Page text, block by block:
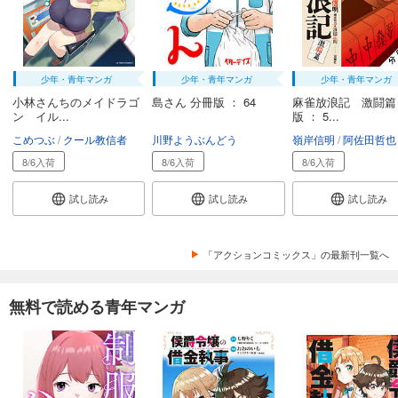
少年・青年マンガ
小林さんちのメイドラゴ
ン イル...
こめつぶ クール教信者
8/6入荷
試し読み
少年・青年マンガ
島さん 分冊版 ： 64
川野ようぶんどう
8/6入荷
試し読み
少年・青年マンガ
麻雀放浪記 激闘篇
版 ： 5...
嶺岸信明 阿佐田哲也
8/6入荷
試し読み
「アクションコミックス」の最新刊一覧へ
無料で読める青年マンガ